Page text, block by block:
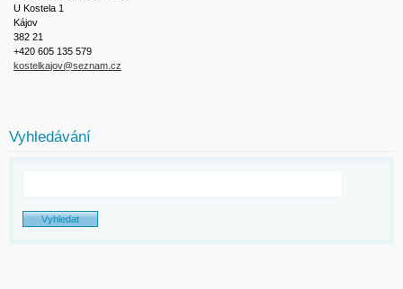
U Kostela 1
Kájov
382 21
+420 605 135 579
kostelkajov@seznam.cz
Vyhledávání